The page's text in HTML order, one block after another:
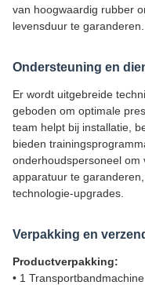
van hoogwaardig rubber
levensduur te garanderen.
Ondersteuning en
Er wordt uitgebreide
geboden om optimale
team helpt bij installatie,
bieden
onderhoudspersoneel om
apparatuur te
technologie-upgrades.
Verpakking en
Productverpakking:
• 1 Transportbandmachine